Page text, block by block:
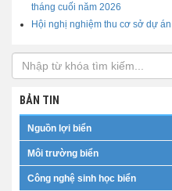
tháng cuối năm 2026
Hội nghị nghiệm thu cơ sở dự án
BẢN TIN
Nguồn lợi biển
Môi trường biển
Công nghệ sinh học biển